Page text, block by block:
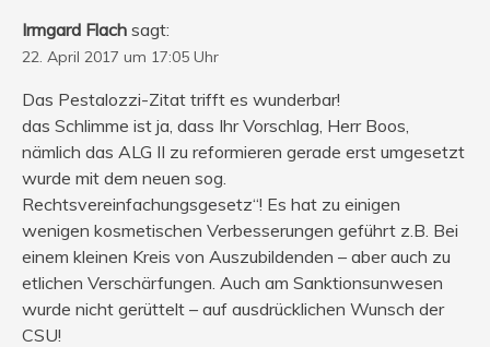
Irmgard Flach sagt:
22. April 2017 um 17:05 Uhr
Das Pestalozzi-Zitat trifft es wunderbar!
das Schlimme ist ja, dass Ihr Vorschlag, Herr Boos,
nämlich das ALG II zu reformieren gerade erst umgesetzt
wurde mit dem neuen sog.
Rechtsvereinfachungsgesetz“! Es hat zu einigen
wenigen kosmetischen Verbesserungen geführt z.B. Bei
einem kleinen Kreis von Auszubildenden – aber auch zu
etlichen Verschärfungen. Auch am Sanktionsunwesen
wurde nicht gerüttelt – auf ausdrücklichen Wunsch der
CSU!